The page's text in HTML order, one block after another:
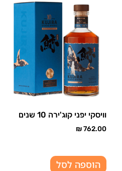
וויסקי יפני קוג'ירה 10 שנים
₪762.00
הוספה לסל